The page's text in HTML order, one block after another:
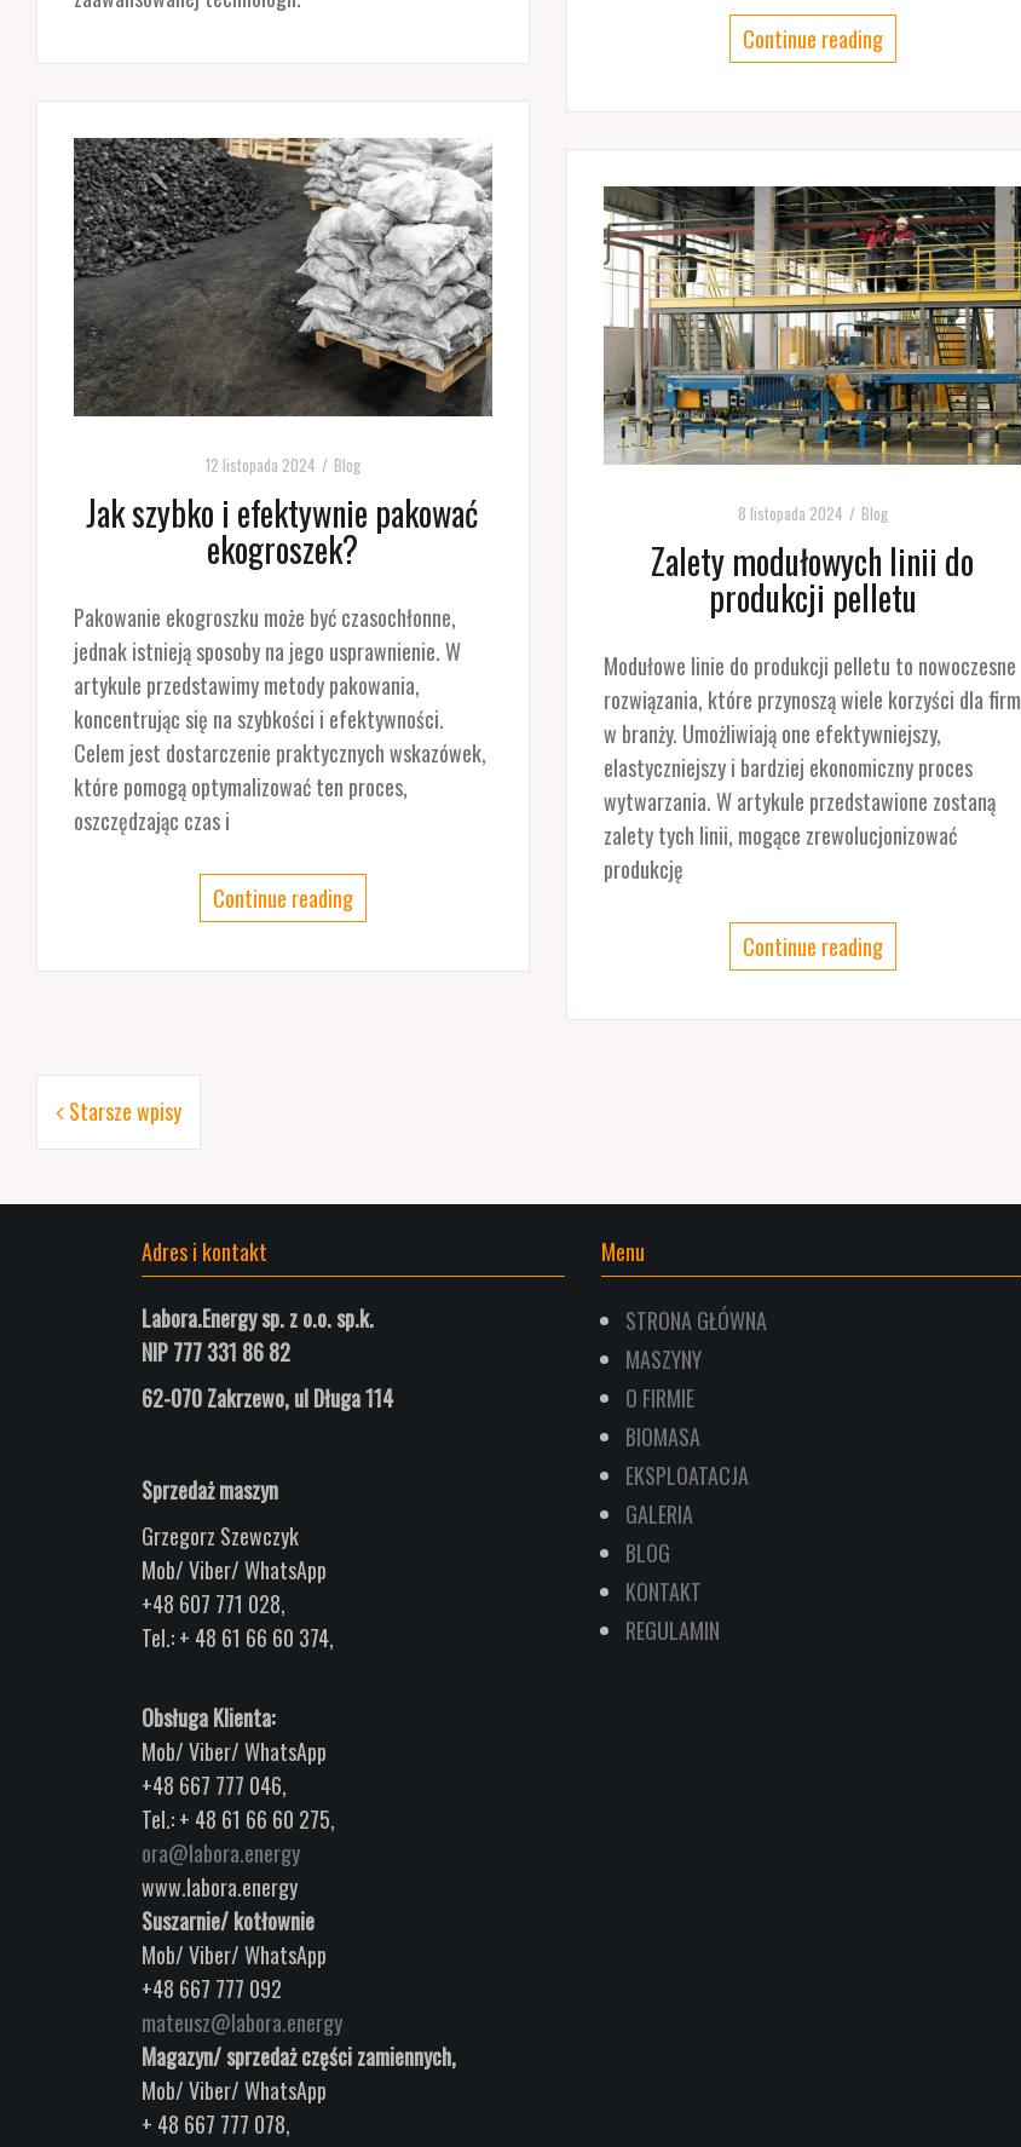
Continue reading
12 listopada 2024 Blog
Jak szybko i efektywnie pakować
ekogroszek?
Pakowanie ekogroszku może być czasochłonne,
jednak istnieją sposoby na jego usprawnienie. W
artykule przedstawimy metody pakowania,
koncentrując się na szybkości i efektywności.
Celem jest dostarczenie praktycznych wskazówek,
które pomogą optymalizować ten proces,
oszczędzając czas i
Continue reading
8 listopada 2024 Blog
Zalety modułowych linii do
produkcji pelletu
Modułowe linie do produkcji pelletu to nowoczesne
rozwiązania, które przynoszą wiele korzyści dla firm
w branży. Umożliwiają one efektywniejszy,
elastyczniejszy i bardziej ekonomiczny proces
wytwarzania. W artykule przedstawione zostaną
zalety tych linii, mogące zrewolucjonizować
produkcję
Continue reading
Nawigacja
poStarsze wpisy
Adres i kontakt
Labora.Energy sp. z o.o. sp.k.
NIP 777 331 86 82
62-070 Zakrzewo, ulDługa114
Sprzedaż maszyn
Grzegorz Szewczyk
Mob/ Viber/ WhatsApp
+48 607 771 028,
Tel.: + 48 61 66 60 374,
Obsługa Klienta:
Mob/ Viber/ WhatsApp
+48 667 777 046,
Tel.: + 48 61 66 60 275,
ora@labora.energy
www.labora.energy
Suszarnie/ kotłownie
Mob/ Viber/ WhatsApp
+48 667 777 092
mateusz@labora.energy
Magazyn/ sprzedaż części zamiennych,
Mob/ Viber/ WhatsApp
+ 48 667 777 078,
Menu
STRONA GŁÓWNA
MASZYNY
O FIRMIE
BIOMASA
EKSPLOATACJA
GALERIA
BLOG
KONTAKT
REGULAMIN